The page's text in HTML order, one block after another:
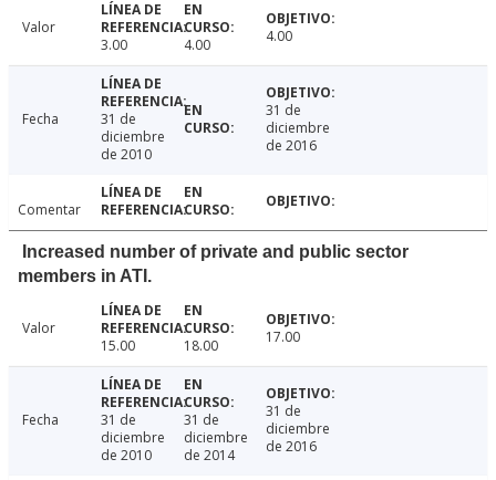
Valor
3.00
4.00 4.00
Fecha
31 de
diciembre
de 2010
31 de
diciembre
de 2016
Comentar
Increased number of private and public sector
members in ATI.
Valor
15.00
18.00 17.00
Fecha
31 de
diciembre
de 2010
31 de
diciembre
de 2014
31 de
diciembre
de 2016